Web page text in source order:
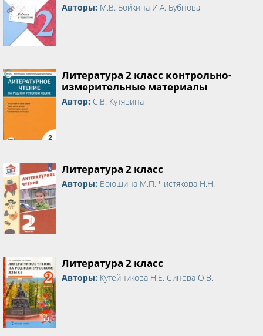
Авторы: М.В. Бойкина И.А. Бубнова
Литература 2 класс контрольно-
измерительные материалы
Автор: С.В. Кутявина
Литература 2 класс
Авторы: Воюшина М.П. Чистякова Н.Н.
Литература 2 класс
Авторы: Кутейникова Н.Е. Синёва О.В.